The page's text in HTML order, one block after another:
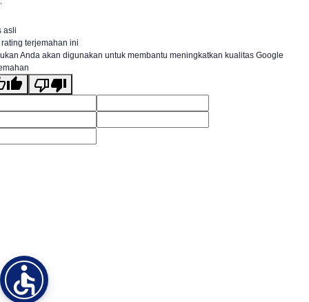
asli
terjemahan ini
Anda akan digunakan untuk membantu meningkatkan kualitas Google